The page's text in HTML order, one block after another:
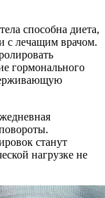
способна диета,
с лечащим врачом.
гормонального
станут
нагрузке не